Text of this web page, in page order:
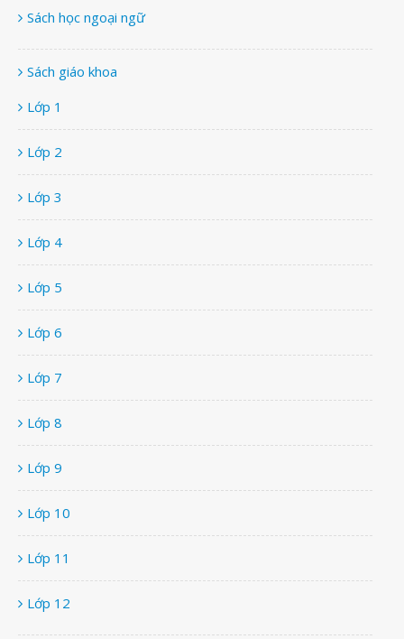
Sách học ngoại ngữ
Sách giáo khoa
Lớp 1
Lớp 2
Lớp 3
Lớp 4
Lớp 5
Lớp 6
Lớp 7
Lớp 8
Lớp 9
Lớp 10
Lớp 11
Lớp 12